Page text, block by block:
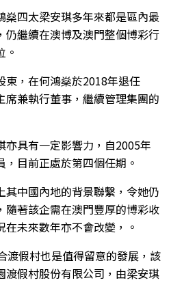
四太梁安琪多年來都是區內最
仍繼續在澳博及澳門整個博彩行
。
東，在何鴻燊於2018年退任
兼執行董事，繼續管理集團的
亦具有一定影響力，自2005年
目前正處於第四個任期。
其中國內地的背景聯繫，令她仍
隨著該企需在澳門豐厚的博彩收
未來數年亦不會改變，。
渡假村也是值得留意的發展，該
渡假村股份有限公司，由梁安琪